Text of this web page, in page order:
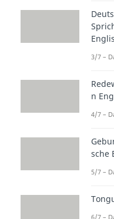
und
zu
3/7 –
n
4/7 –
sche
5/7 –
6/7 –